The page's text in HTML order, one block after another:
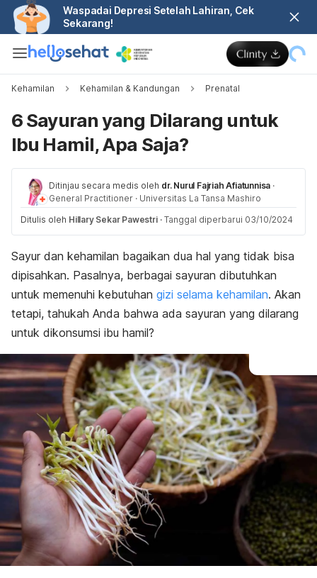
Waspadai Depresi Setelah Lahiran, Cek
Sekarang!
Kehamilan Kehamilan & Kandungan Prenatal
6 Sayuran yang Dilarang untuk
Ibu Hamil, Apa Saja?
Ditinjau secara medis oleh dr. Nurul Fajriah Afiatunnisa ·
General Practitioner · Universitas La Tansa Mashiro
Ditulis oleh Hillary Sekar Pawestri · Tanggal diperbarui 03/10/2024
Sayur dan kehamilan bagaikan dua hal yang tidak bisa
dipisahkan. Pasalnya, berbagai sayuran dibutuhkan
untuk memenuhi kebutuhan gizi selama kehamilan. Akan
tetapi, tahukah Anda bahwa ada sayuran yang dilarang
untuk dikonsumsi ibu hamil?